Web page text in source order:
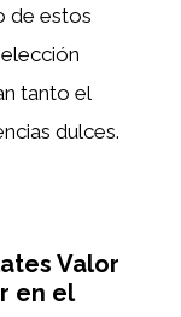
de estos
tanto el
dulces.
Valor
en el